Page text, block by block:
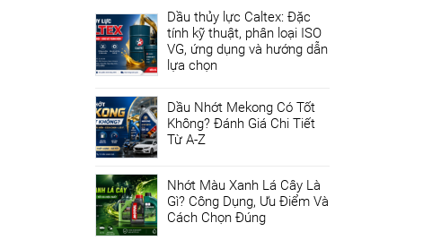
Dầu thủy lực Caltex: Đặc
tính kỹ thuật, phân loại ISO
VG, ứng dụng và hướng dẫn
lựa chọn
Dầu Nhớt Mekong Có Tốt
Không? Đánh Giá Chi Tiết
Từ A-Z
Nhớt Màu Xanh Lá Cây Là
Gì? Công Dụng, Ưu Điểm Và
Cách Chọn Đúng